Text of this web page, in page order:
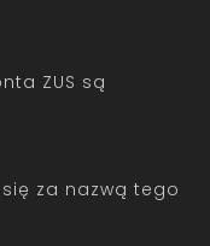
ZUS są
za nazwą tego